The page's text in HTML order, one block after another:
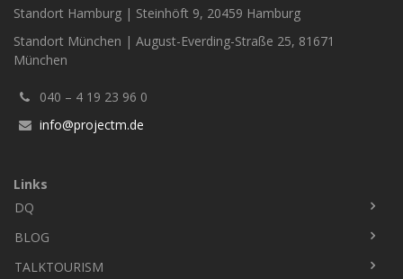
Standort Hamburg | Steinhöft 9, 20459 Hamburg
Standort München | August-Everding-Straße 25, 81671
München
040 – 4 19 23 96 0
info@projectm.de
Links
Fußbereich
DQ
BLOG
TALKTOURISM